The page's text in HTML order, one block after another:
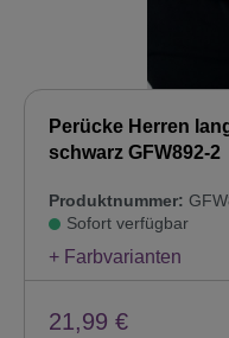
Perücke Herren
schwarz GFW892-2
Produktnummer:
Sofort verfügbar
+ Farbvarianten
21,99 €